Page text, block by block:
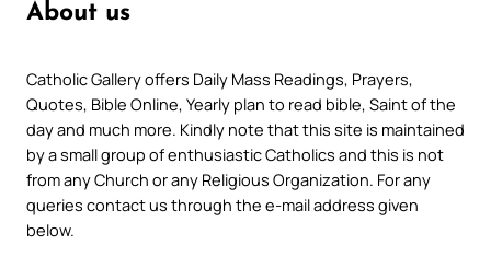
About us
Catholic Gallery offers Daily Mass Readings, Prayers,
Quotes, Bible Online, Yearly plan to read bible, Saint of the
day and much more. Kindly note that this site is maintained
by a small group of enthusiastic Catholics and this is not
from any Church or any Religious Organization. For any
queries contact us through the e-mail address given
below.